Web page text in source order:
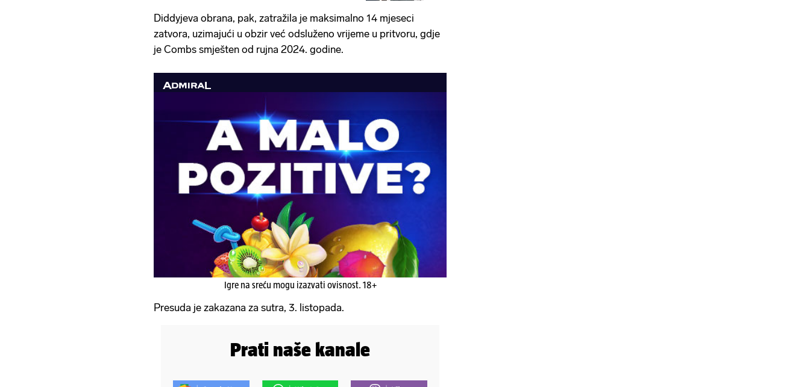
Diddyjeva obrana, pak, zatražila je maksimalno 14 mjeseci
zatvora, uzimajući u obzir već odsluženo vrijeme u pritvoru, gdje
je Combs smješten od rujna 2024. godine.
Igre na sreću mogu izazvati ovisnost. 18+
Presuda je zakazana za sutra, 3. listopada.
Prati naše kanale